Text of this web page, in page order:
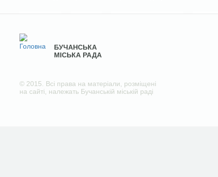
БУЧАНСЬКА
МІСЬКА РАДА
© 2015. Всі права на матеріали, розміщені
на сайті, належать Бучанській міській раді